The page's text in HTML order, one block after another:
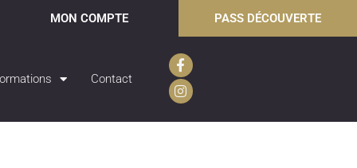
MON COMPTE PASS DÉCOUVERTE
Contact